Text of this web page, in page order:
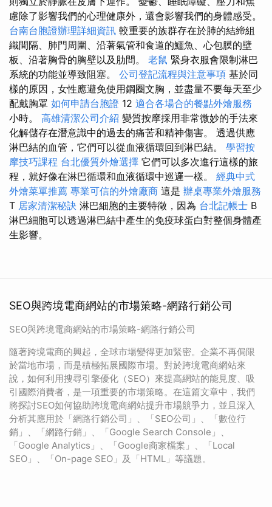
慮除了影響我們的心理健康外，還會影響我們的身體感受。
台南台胞證辦理詳細資訊 較重要的族群存在於肺的結締組
織間隔、肺門周圍、沿著氣管和食道的鱷魚、心包膜的壁
板、沿著胸骨的胸壁以及肋間。 老鼠 緊身衣服會限制淋巴
系統的功能並導致阻塞。 公司登記流程與注意事項 基於同
樣的原因，女性應避免使用鋼圈文胸，並盡量不要每天至少
配戴胸罩 如何申請台胞證 12 適合各場合的餐點外燴服務
小時。 高雄清潔公司介紹 變質按摩採用非常微妙的手法來
化解儲存在潛意識中的過去的痛苦和精神傷害。 透過供應
淋巴結的血管，它們可以從血液循環回到淋巴結。 學習按
摩技巧課程 台北優質外燴選擇 它們可以多次進行這樣的旅
程，就好像在淋巴循環和血液循環中巡邏一樣。 經典中式
外燴菜單推薦 專業可信的外燴廠商 這是 辦桌專業外燴服務
T 居家清潔秘訣 淋巴細胞的主要特徵，因為 台北記帳士 B
淋巴細胞可以透過淋巴結中產生的免疫球蛋白對整個身體產
生影響。
SEO與跨境電商網站的市場策略-網路行銷公司
SEO與跨境電商網站的市場策略-網路行銷公司
隨著跨境電商的興起，全球市場變得更加緊密。企業不再侷限
於當地市場，而是積極拓展國際市場。對於跨境電商網站來
說，如何利用搜尋引擎優化（SEO）來提高網站的能見度、吸
引國際消費者，是一項重要的市場策略。在這篇文章中，我們
將探討SEO如何協助跨境電商網站提升市場競爭力，並且深入
分析其應用於「網路行銷公司」、「SEO公司」、「數位行
銷」、「網路行銷」、「Google Search Console」、
「Google Analytics」、「Google商家檔案」、「Local
SEO」、「On-page SEO」及「HTML」等議題。